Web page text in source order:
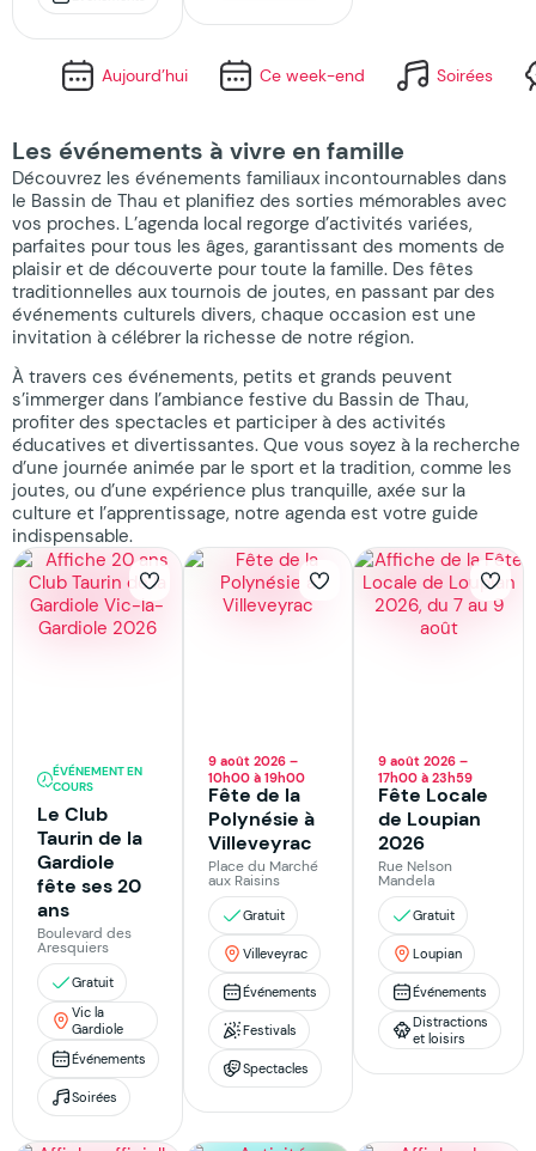
Aujourd’hui Ce week-end Soirées
Les événements à vivre en famille
Découvrez les événements familiaux incontournables dans
le Bassin de Thau et planifiez des sorties mémorables avec
vos proches. L’agenda local regorge d’activités variées,
parfaites pour tous les âges, garantissant des moments de
plaisir et de découverte pour toute la famille. Des fêtes
traditionnelles aux tournois de joutes, en passant par des
événements culturels divers, chaque occasion est une
invitation à célébrer la richesse de notre région.
À travers ces événements, petits et grands peuvent
s’immerger dans l’ambiance festive du Bassin de Thau,
profiter des spectacles et participer à des activités
éducatives et divertissantes. Que vous soyez à la recherche
d’une journée animée par le sport et la tradition, comme les
joutes, ou d’une expérience plus tranquille, axée sur la
culture et l’apprentissage, notre agenda est votre guide
indispensable.
ÉVÉNEMENT EN
COURS
Le Club
Taurin de la
Gardiole
fête ses 20
ans
Boulevard des
Aresquiers
Gratuit
Vic la
Gardiole
Événements
Soirées
9 août 2026 –
10h00 à 19h00
Fête de la
Polynésie à
Villeveyrac
Place du Marché
aux Raisins
Gratuit
Villeveyrac
Événements
Festivals
Spectacles
9 août 2026 –
17h00 à 23h59
Fête Locale
de Loupian
2026
Rue Nelson
Mandela
Gratuit
Loupian
Événements
Distractions
et loisirs